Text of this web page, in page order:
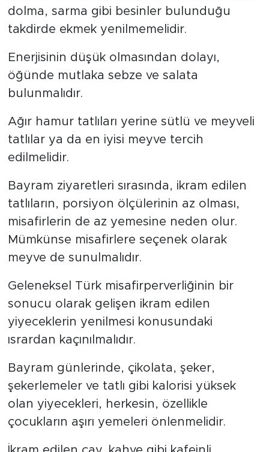
dolma, sarma gibi besinler bulunduğu
takdirde ekmek yenilmemelidir.
Enerjisinin düşük olmasından dolayı,
öğünde mutlaka sebze ve salata
bulunmalıdır.
Ağır hamur tatlıları yerine sütlü ve meyveli
tatlılar ya da en iyisi meyve tercih
edilmelidir.
Bayram ziyaretleri sırasında, ikram edilen
tatlıların, porsiyon ölçülerinin az olması,
misafirlerin de az yemesine neden olur.
Mümkünse misafirlere seçenek olarak
meyve de sunulmalıdır.
Geleneksel Türk misafirperverliğinin bir
sonucu olarak gelişen ikram edilen
yiyeceklerin yenilmesi konusundaki
ısrardan kaçınılmalıdır.
Bayram günlerinde, çikolata, şeker,
şekerlemeler ve tatlı gibi kalorisi yüksek
olan yiyecekleri, herkesin, özellikle
çocukların aşırı yemeleri önlenmelidir.